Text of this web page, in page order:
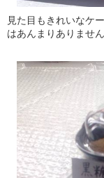
見た目もきれいなケ
はあんまりありません